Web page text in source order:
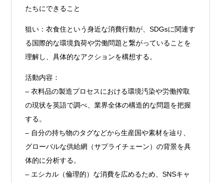
たちにできること
狙い：衣食住という身近な消費行動が、SDGsに関連す
る国際的な環境負荷や労働問題と繋がっていることを
理解し、具体的なアクションを構想する。
活動内容：
– 衣料品の製造プロセスにおける環境汚染や労働搾取
の現状を英語で調べ、業界全体の構造的な問題を把握
する。
– 自分の持ち物のタグなどから生産国や素材を辿り、
グローバルな供給網（サプライチェーン）の背景を具
体的に分析する。
– エシカル（倫理的）な消費を広めるため、SNSキャ